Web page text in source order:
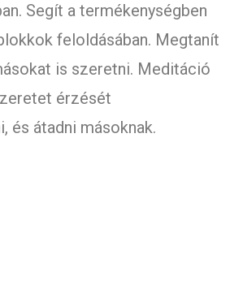
Segít a termékenységben
feloldásában. Megtanít
is szeretni. Meditáció
érzését
és átadni másoknak.